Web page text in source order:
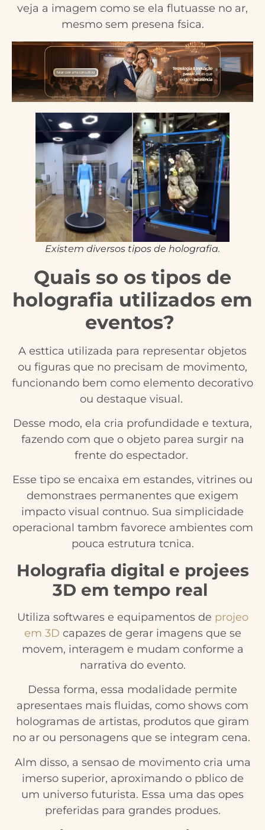
veja a imagem como se ela flutuasse no ar,
mesmo sem presena fsica.
Existem diversos tipos de holografia.
Quais so os tipos de
holografia utilizados em
eventos?
A esttica utilizada para representar objetos
ou figuras que no precisam de movimento,
funcionando bem como elemento decorativo
ou destaque visual.
Desse modo, ela cria profundidade e textura,
fazendo com que o objeto parea surgir na
frente do espectador.
Esse tipo se encaixa em estandes, vitrines ou
demonstraes permanentes que exigem
impacto visual contnuo. Sua simplicidade
operacional tambm favorece ambientes com
pouca estrutura tcnica.
Holografia digital e projees
3D em tempo real
Utiliza softwares e equipamentos de projeo
em 3D capazes de gerar imagens que se
movem, interagem e mudam conforme a
narrativa do evento.
Dessa forma, essa modalidade permite
apresentaes mais fluidas, como shows com
hologramas de artistas, produtos que giram
no ar ou personagens que se integram cena.
Alm disso, a sensao de movimento cria uma
imerso superior, aproximando o pblico de
um universo futurista. Essa uma das opes
preferidas para grandes produes.